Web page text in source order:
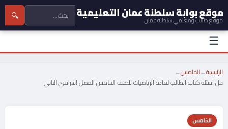
موقع بوابة سلطنة عمان التعليمية
موقع طلاب ومعلمي سلطنة عمان 🔍
☰
الرئيسية←الخامس←
حل اسئلة كتاب الطالب لمادة الرياضيات للصف الخامس الفصل الدراسي الثاني
الخامس